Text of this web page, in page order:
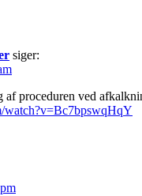
siger:
af proceduren ved
watch?v=Bc7bpswqHqY